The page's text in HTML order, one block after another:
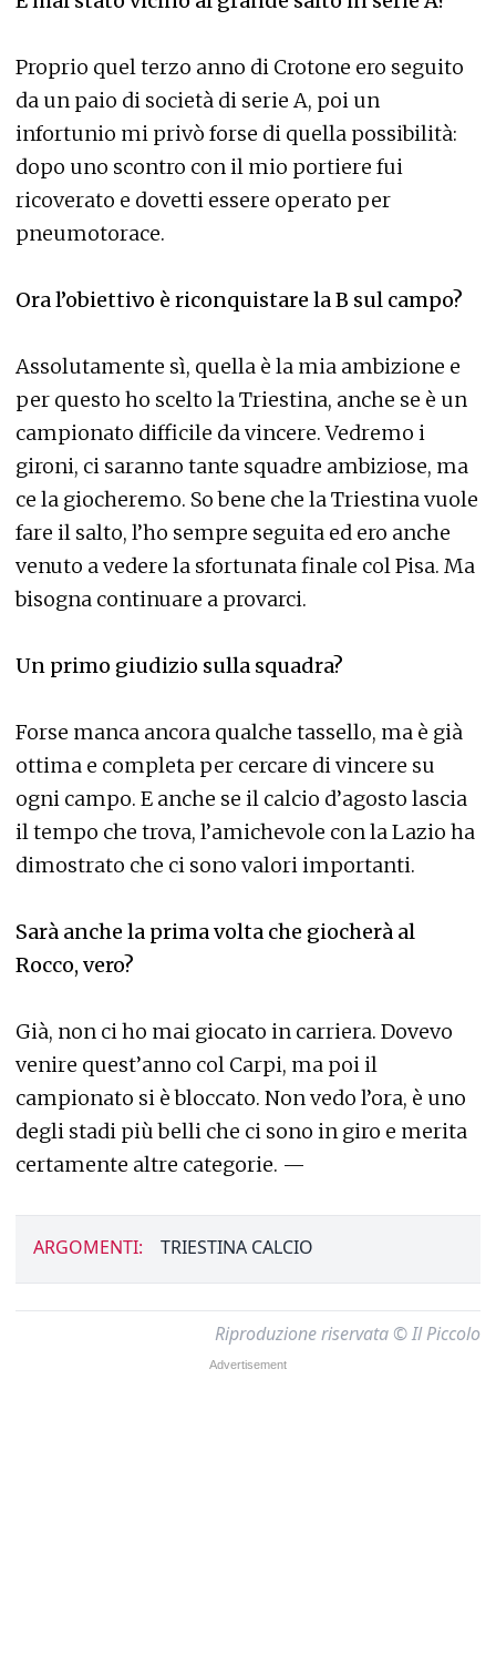
Proprio quel terzo anno di Crotone ero seguito
da un paio di società di serie A, poi un
infortunio mi privò forse di quella possibilità:
dopo uno scontro con il mio portiere fui
ricoverato e dovetti essere operato per
pneumotorace.
Ora l’obiettivo è riconquistare la B sul campo?
Assolutamente sì, quella è la mia ambizione e
per questo ho scelto la Triestina, anche se è un
campionato difficile da vincere. Vedremo i
gironi, ci saranno tante squadre ambiziose, ma
ce la giocheremo. So bene che la Triestina vuole
fare il salto, l’ho sempre seguita ed ero anche
venuto a vedere la sfortunata finale col Pisa. Ma
bisogna continuare a provarci.
Un primo giudizio sulla squadra?
Forse manca ancora qualche tassello, ma è già
ottima e completa per cercare di vincere su
ogni campo. E anche se il calcio d’agosto lascia
il tempo che trova, l’amichevole con la Lazio ha
dimostrato che ci sono valori importanti.
Sarà anche la prima volta che giocherà al
Rocco, vero?
Già, non ci ho mai giocato in carriera. Dovevo
venire quest’anno col Carpi, ma poi il
campionato si è bloccato. Non vedo l’ora, è uno
degli stadi più belli che ci sono in giro e merita
certamente altre categorie. —
ARGOMENTI: TRIESTINA CALCIO
Riproduzione riservata © Il Piccolo